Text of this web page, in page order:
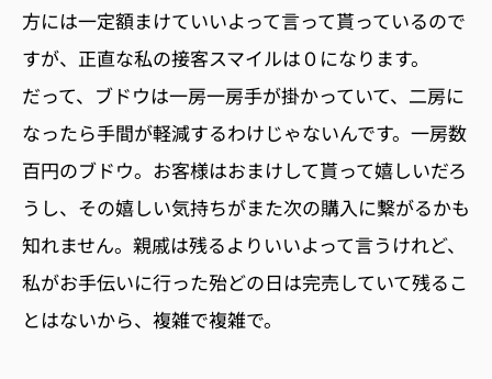
方には一定額まけていいよって言って貰っているので
すが、正直な私の接客スマイルは０になります。
だって、ブドウは一房一房手が掛かっていて、二房に
なったら手間が軽減するわけじゃないんです。一房数
百円のブドウ。お客様はおまけして貰って嬉しいだろ
うし、その嬉しい気持ちがまた次の購入に繋がるかも
知れません。親戚は残るよりいいよって言うけれど、
私がお手伝いに行った殆どの日は完売していて残るこ
とはないから、複雑で複雑で。